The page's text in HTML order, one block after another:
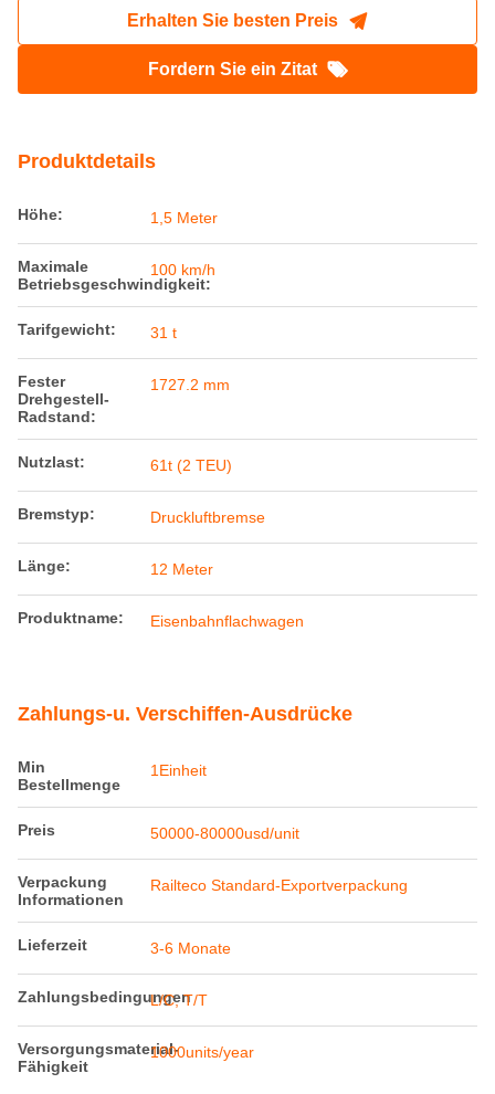
Erhalten Sie besten Preis
Fordern Sie ein Zitat
Produktdetails
Höhe: 1,5 Meter
Maximale
Betriebsgeschwindigkeit:
100 km/h
Tarifgewicht: 31 t
Fester
Drehgestell-
Radstand:
1727.2 mm
Nutzlast: 61t (2 TEU)
Bremstyp: Druckluftbremse
Länge: 12 Meter
Produktname: Eisenbahnflachwagen
Zahlungs-u. Verschiffen-Ausdrücke
Min
Bestellmenge
1Einheit
Preis 50000-80000usd/unit
Verpackung
Informationen
Railteco Standard-Exportverpackung
Lieferzeit 3-6 Monate
Zahlungsbedingungen
L/C, T/T
Versorgungsmaterial-
Fähigkeit
1000units/year